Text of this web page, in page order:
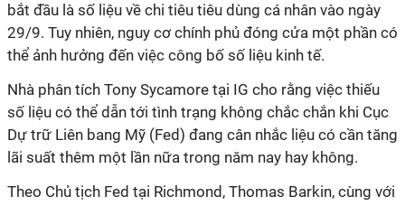
bắt đầu là số liệu về chi tiêu tiêu dùng cá nhân vào ngày
29/9. Tuy nhiên, nguy cơ chính phủ đóng cửa một phần có
thể ảnh hưởng đến việc công bố số liệu kinh tế.
Nhà phân tích Tony Sycamore tại IG cho rằng việc thiếu
số liệu có thể dẫn tới tình trạng không chắc chắn khi Cục
Dự trữ Liên bang Mỹ (Fed) đang cân nhắc liệu có cần tăng
lãi suất thêm một lần nữa trong năm nay hay không.
Theo Chủ tịch Fed tại Richmond, Thomas Barkin, cùng với